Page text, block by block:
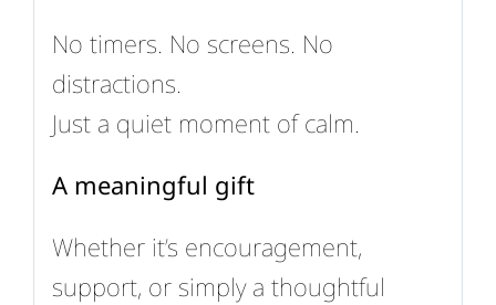
No timers. No screens. No
distractions.
Just a quiet moment of calm.
A meaningful gift
Whether it’s encouragement,
support, or simply a thoughtful